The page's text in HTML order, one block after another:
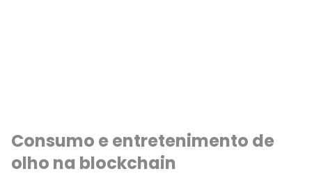
Consumo e entretenimento de
olho na blockchain